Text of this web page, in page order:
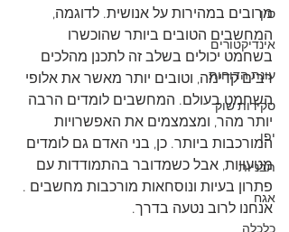
סין
אינדיקטורים
עונת הדוחות
סקירות שוק
יפן
תבניות
אגח
מרובים במהירות על אנושית. לדוגמה,
המחשבים הטובים ביותר שהוכשרו
בשחמט יכולים בשלב זה לתכנן מהלכים
רבים קדימה, וטובים יותר מאשר את אלופי
השחמט בעולם. המחשבים לומדים הרבה
יותר מהר, ומצמצמים את האפשרויות
המורכבות ביותר. כן, בני האדם גם לומדים
מטעויות, אבל כשמדובר בהתמודדות עם
פתרון בעיות ונוסחאות מורכבות מחשבים .
אנחנו לרוב נטעה בדרך.